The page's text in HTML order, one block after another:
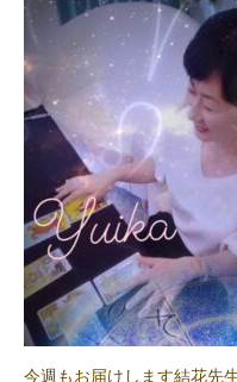
今週もお届けします結花先